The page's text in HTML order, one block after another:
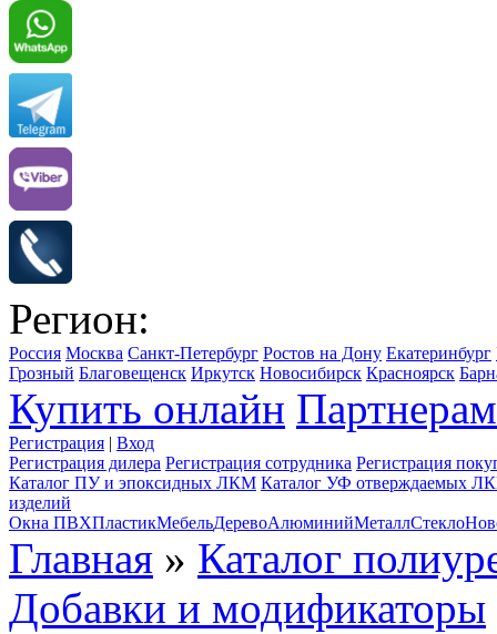
Регион:
Россия Москва Санкт-Петербург Ростов на Дону Екатеринбург
Грозный Благовещенск Иркутск Новосибирск Красноярск
Купить онлайн Партнерам
Регистрация | Вход
Регистрация дилера Регистрация сотрудника Регистрация
Каталог ПУ и эпоксидных ЛКМ Каталог УФ отверждаемых
изделий
Окна ПВХПластикМебельДеревоАлюминийМеталлСтекло
Главная » Каталог
Добавки и модификаторы